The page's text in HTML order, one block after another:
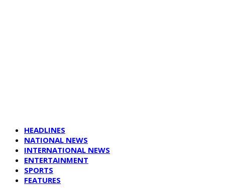
HEADLINES
NATIONAL NEWS
INTERNATIONAL NEWS
ENTERTAINMENT
SPORTS
FEATURES